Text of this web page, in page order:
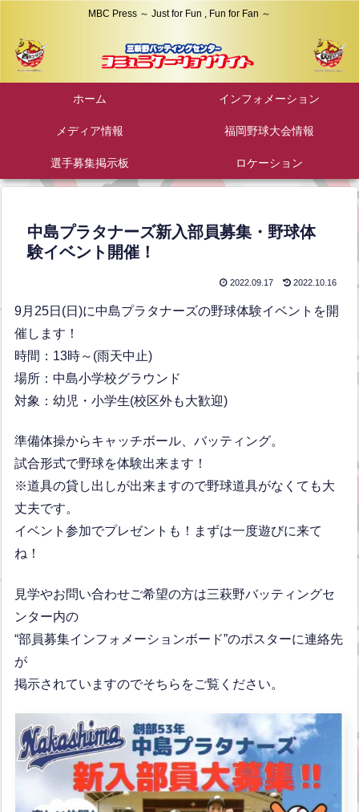
MBC Press ～ Just for Fun , Fun for Fan ～
ホーム インフォメーション
メディア情報 福岡野球大会情報
選手募集掲示板 ロケーション
中島プラタナーズ新入部員募集・野球体
験イベント開催！
2022.09.17 2022.10.16
9月25日(日)に中島プラタナーズの野球体験イベントを開
催します！
時間：13時～(雨天中止)
場所：中島小学校グラウンド
対象：幼児・小学生(校区外も大歓迎)
準備体操からキャッチボール、バッティング。
試合形式で野球を体験出来ます！
※道具の貸し出しが出来ますので野球道具がなくても大
丈夫です。
イベント参加でプレゼントも！まずは一度遊びに来て
ね！
見学やお問い合わせご希望の方は三萩野バッティングセ
ンター内の
“部員募集インフォメーションボード”のポスターに連絡先
が
掲示されていますのでそちらをご覧ください。